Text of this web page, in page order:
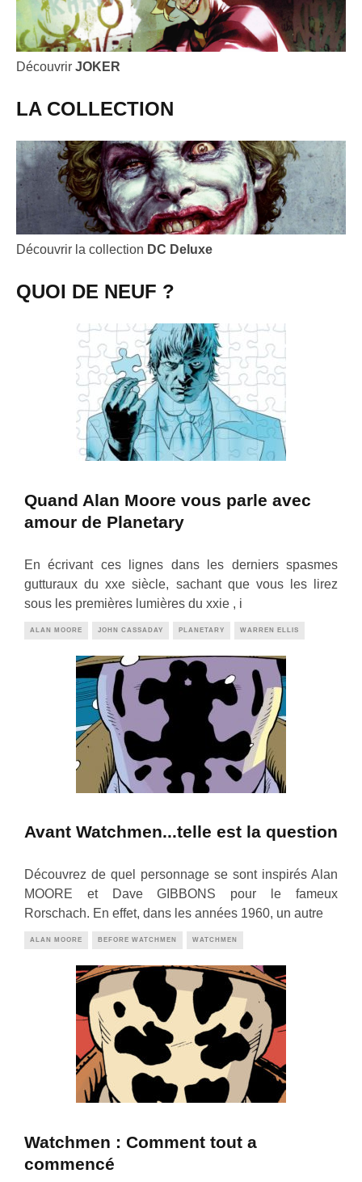
Découvrir JOKER
LA COLLECTION
Découvrir la collection DC Deluxe
QUOI DE NEUF ?
Quand Alan Moore vous parle avec
amour de Planetary
En écrivant ces lignes dans les derniers spasmes
gutturaux du xxe siècle, sachant que vous les lirez
sous les premières lumières du xxie , i
ALAN MOORE JOHN CASSADAY PLANETARY WARREN ELLIS
Avant Watchmen...telle est la question
Découvrez de quel personnage se sont inspirés Alan
MOORE et Dave GIBBONS pour le fameux
Rorschach. En effet, dans les années 1960, un autre
ALAN MOORE BEFORE WATCHMEN WATCHMEN
Watchmen : Comment tout a
commencé